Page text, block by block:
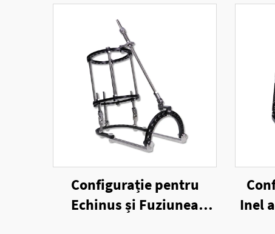
Configurație pentru
Echinus și Fuziunea
Inel